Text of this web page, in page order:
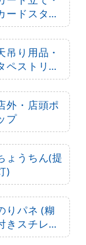
ードスタン
吊り用品・
ペストリー
ー
外・店頭ポ
プ
ょうちん(提
)
りパネ (糊
きスチレン
ード)